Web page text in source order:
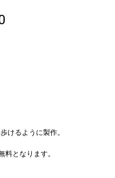
けるように製作。
となります。